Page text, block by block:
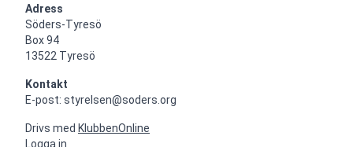
Adress
Söders-Tyresö
Box 94
13522 Tyresö
Kontakt
E-post: styrelsen@soders.org
Drivs med KlubbenOnline
Logga in